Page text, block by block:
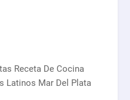
Receta De Cocina
Latinos Mar Del Plata